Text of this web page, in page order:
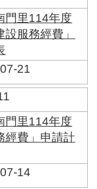
門里114年度
設服務經費」
21
門里114年度
經費」申請計
14